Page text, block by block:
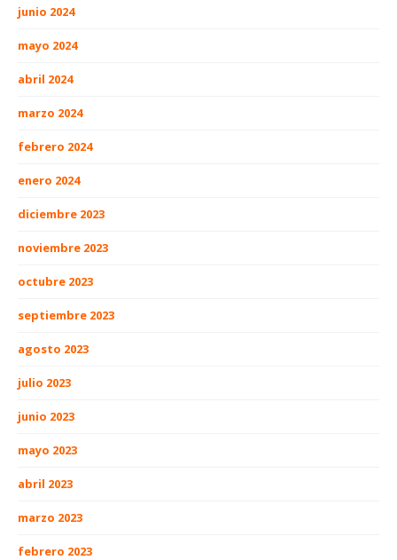
junio 2024
mayo 2024
abril 2024
marzo 2024
febrero 2024
enero 2024
diciembre 2023
noviembre 2023
octubre 2023
septiembre 2023
agosto 2023
julio 2023
junio 2023
mayo 2023
abril 2023
marzo 2023
febrero 2023